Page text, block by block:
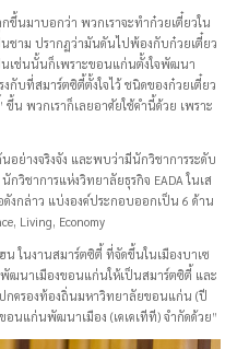
นมาบอกว่า พวกเราจะทำก๋วยเตี๋ยวใน
ชาม ปรากฏว่ามันดันไปพ้องกับก๋วยเตี๋ยว
นเช่นนั้นก็เพราะขอนแก่นตั้งใจพัฒนา
กับที่สมาร์ตซิตี้ตั้งใจไว้ ชนิดของก๋วยเตี๋ยว
น พวกเราก็เลยอาศัยใช้คำนี้ด้วย เพราะ
อย่างจริงจัง และพบว่ามีนักวิชาการระดับ
กวิชาการแห่งวิทยาลัยธุรกิจ EADA ในเส
ดังกล่าว แบ่งองค์ประกอบออกเป็น 6 ด้าน
Living, Economy
น ในงานสมาร์ตซิตี้ ที่จัดขึ้นในเมืองบาเซ
ฒนาเมืองขอนแก่นให้เป็นสมาร์ตซิตี้ และ
ครองท้องถิ่นมหาวิทยาลัยขอนแก่น (ปี
นแก่นพัฒนาเมือง (เคเคเทีที) จำกัดด้วย”